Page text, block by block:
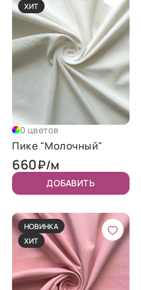
ХИТ
0 цветов
Пике "Молочный"
660₽/м
ДОБАВИТЬ
НОВИНКА
ХИТ